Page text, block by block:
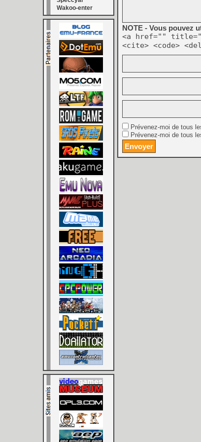
Wakoo-enter
NOTE - Vous pouvez
<a href=""
<cite> <code>
Prévenez-moi de tous
Prévenez-moi de tous